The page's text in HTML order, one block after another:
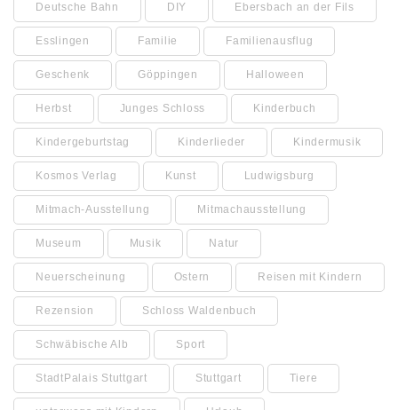
Deutsche Bahn DIY Ebersbach an der Fils
Esslingen Familie Familienausflug
Geschenk Göppingen Halloween
Herbst Junges Schloss Kinderbuch
Kindergeburtstag Kinderlieder Kindermusik
Kosmos Verlag Kunst Ludwigsburg
Mitmach-Ausstellung Mitmachausstellung
Museum Musik Natur
Neuerscheinung Ostern Reisen mit Kindern
Rezension Schloss Waldenbuch
Schwäbische Alb Sport
StadtPalais Stuttgart Stuttgart Tiere